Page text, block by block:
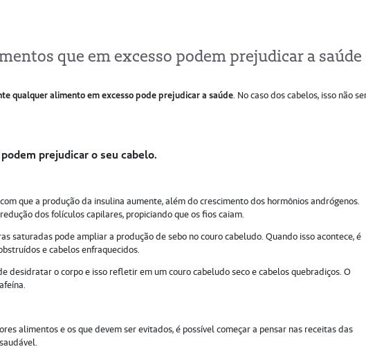
que em excesso podem prejudicar a saúde
qualquer alimento em excesso pode prejudicar a saúde. No caso dos cabelos, isso não
prejudicar o seu cabelo.
que a produção da insulina aumente, além do crescimento dos hormônios andrógenos.
dos folículos capilares, propiciando que os fios caiam.
saturadas pode ampliar a produção de sebo no couro cabeludo. Quando isso acontece, é
e cabelos enfraquecidos.
desidratar o corpo e isso refletir em um couro cabeludo seco e cabelos quebradiços. O
alimentos e os que devem ser evitados, é possível começar a pensar nas receitas das